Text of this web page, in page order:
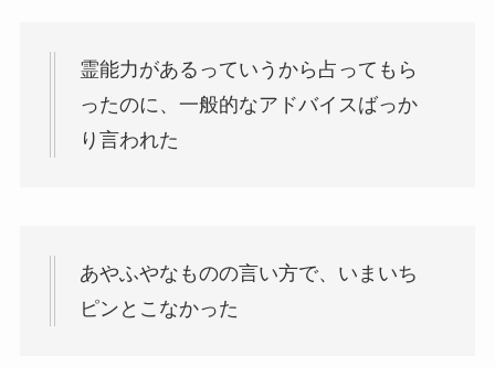
霊能力があるっていうから占ってもら
ったのに、一般的なアドバイスばっか
り言われた
あやふやなものの言い方で、いまいち
ピンとこなかった